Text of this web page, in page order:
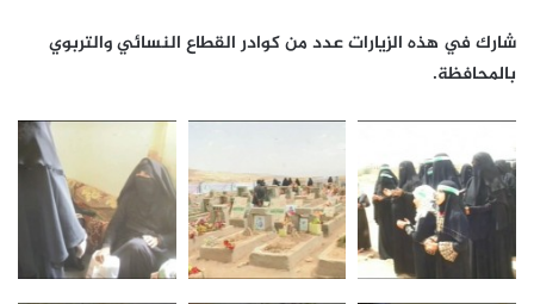
شارك في هذه الزيارات عدد من كوادر القطاع النسائي والتربوي
بالمحافظة.